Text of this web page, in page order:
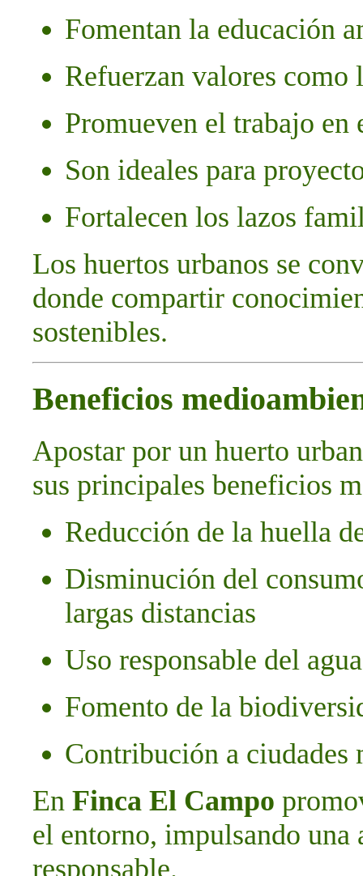
Fomentan la educación
Refuerzan valores como
Promueven el trabajo
Son ideales para
Fortalecen los lazos
Los huertos urbanos se
donde compartir
sostenibles.
Beneficios
Apostar por un huerto
sus principales beneficios
Reducción de la huella
Disminución del
largas distancias
Uso responsable del
Fomento de la
Contribución a ciudades
En Finca El Campo
el entorno, impulsando
responsable.